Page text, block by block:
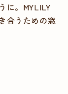
に。MYLILY
合うための窓